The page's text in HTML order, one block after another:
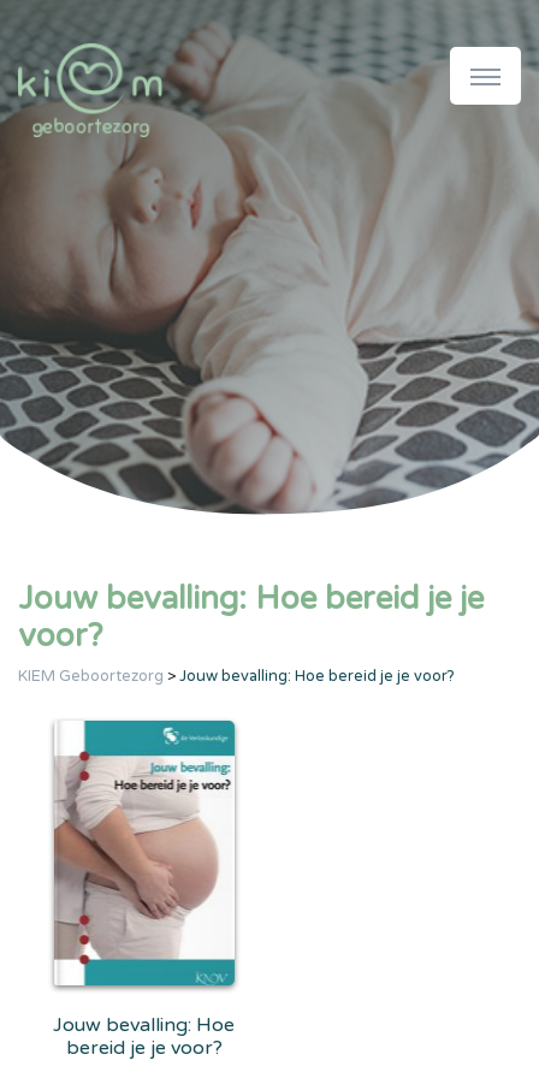
Jouw bevalling: Hoe bereid je je
voor?
KIEM Geboortezorg >Jouw bevalling: Hoe bereid je je voor?
Jouw bevalling: Hoe
bereid je je voor?